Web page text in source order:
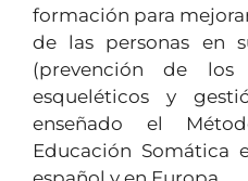
formación para
de las personas en
(prevención de los
esqueléticos y
enseñado el
Educación